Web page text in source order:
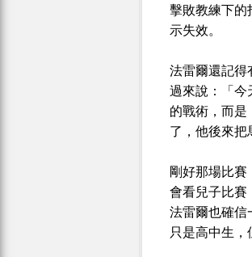
擊敗教練下的
示失效。
法雷爾還記得
過來說：「今
的戰術，而
了，他後來把
剛好那場比
會看兒子比賽
法雷爾也確信
只是高中生，